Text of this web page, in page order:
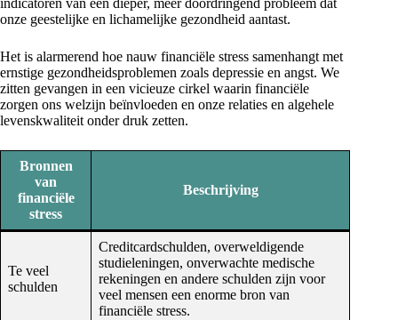
indicatoren van een dieper, meer doordringend probleem dat
onze geestelijke en lichamelijke gezondheid aantast.
Het is alarmerend hoe nauw financiële stress samenhangt met
ernstige gezondheidsproblemen zoals depressie en angst. We
zitten gevangen in een vicieuze cirkel waarin financiële
zorgen ons welzijn beïnvloeden en onze relaties en algehele
levenskwaliteit onder druk zetten.
Bronnen
van
financiële
stress
Beschrijving
Te veel
schulden
Creditcardschulden, overweldigende
studieleningen, onverwachte medische
rekeningen en andere schulden zijn voor
veel mensen een enorme bron van
financiële stress.